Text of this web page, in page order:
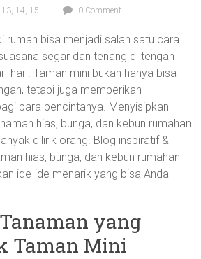
13, 14, 15 0 Comment
rumah bisa menjadi salah satu cara
segar dan tenang di tengah
hari. Taman mini bukan hanya bisa
tetapi juga memberikan
para pencintanya. Menyisipkan
hias, bunga, dan kebun rumahan
dilirik orang. Blog inspiratif &
hias, bunga, dan kebun rumahan
ide-ide menarik yang bisa Anda
yang
Taman Mini